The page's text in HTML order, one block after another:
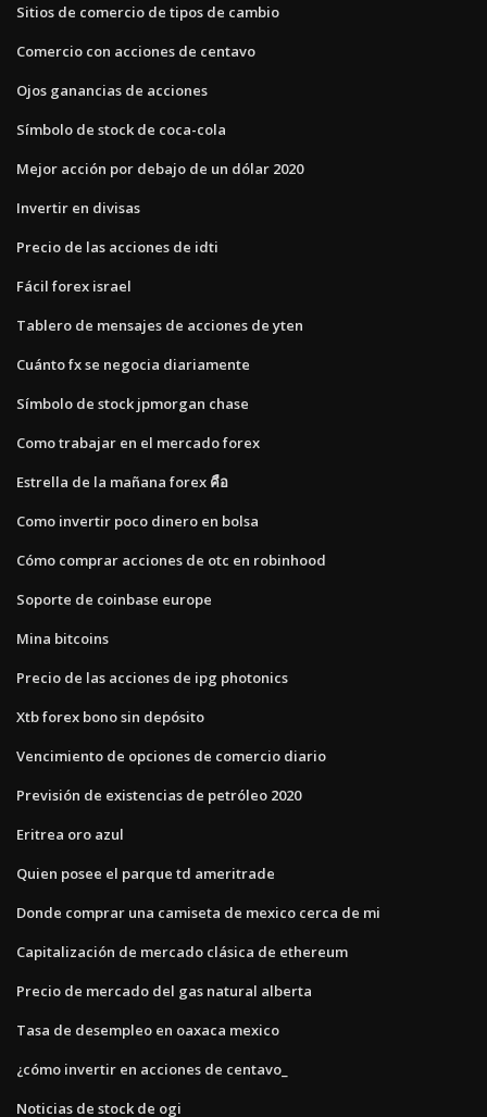
Sitios de comercio de tipos de cambio
Comercio con acciones de centavo
Ojos ganancias de acciones
Símbolo de stock de coca-cola
Mejor acción por debajo de un dólar 2020
Invertir en divisas
Precio de las acciones de idti
Fácil forex israel
Tablero de mensajes de acciones de yten
Cuánto fx se negocia diariamente
Símbolo de stock jpmorgan chase
Como trabajar en el mercado forex
Estrella de la mañana forex คือ
Como invertir poco dinero en bolsa
Cómo comprar acciones de otc en robinhood
Soporte de coinbase europe
Mina bitcoins
Precio de las acciones de ipg photonics
Xtb forex bono sin depósito
Vencimiento de opciones de comercio diario
Previsión de existencias de petróleo 2020
Eritrea oro azul
Quien posee el parque td ameritrade
Donde comprar una camiseta de mexico cerca de mi
Capitalización de mercado clásica de ethereum
Precio de mercado del gas natural alberta
Tasa de desempleo en oaxaca mexico
¿cómo invertir en acciones de centavo_
Noticias de stock de ogi